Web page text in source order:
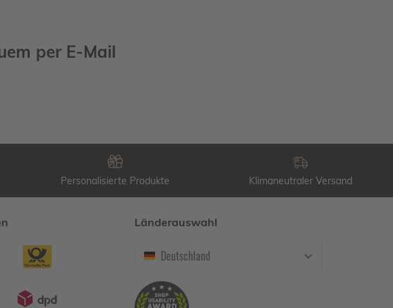
per E-Mail
Personalisierte Produkte Klimaneutraler Versand
Länderauswahl
Deutschland